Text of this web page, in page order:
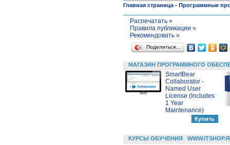
Главная страница - Программные
Распечатать »
Правила публикации »
Рекомендовать »
Поделиться…
МАГАЗИН ПРОГРАММНОГО
SmartBear
Collaborator -
Named User
License (Includes
1 Year
Maintenance)
КУРСЫ ОБУЧЕНИЯ